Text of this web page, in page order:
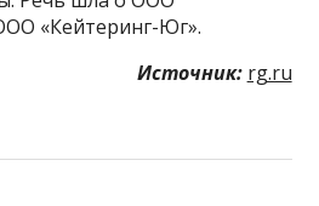
«Кейтеринг-Юг».
Источник: rg.ru